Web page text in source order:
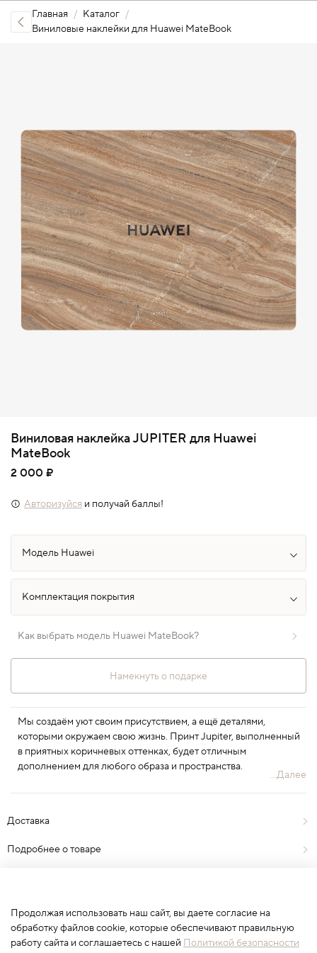
Главная
Каталог
Виниловые наклейки для Huawei MateBook
Виниловая наклейка JUPITER для Huawei
MateBook
2 000 ₽
Авторизуйся и получай баллы!
Как выбрать модель Huawei MateBook?
Намекнуть о подарке
Мы создаём уют своим присутствием, а ещё деталями,
которыми окружаем свою жизнь. Принт Jupiter, выполненный
в приятных коричневых оттенках, будет отличным
дополнением для любого образа и пространства.
...Далее
Доставка
Подробнее о товаре
Продолжая использовать наш сайт, вы даете согласие на
обработку файлов cookie, которые обеспечивают правильную
работу сайта и соглашаетесь с нашей Политикой безопасности